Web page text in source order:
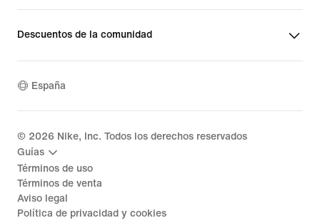
Descuentos de la comunidad
España
© 2026 Nike, Inc. Todos los derechos reservados
Guías
Términos de uso
Términos de venta
Aviso legal
Política de privacidad y cookies